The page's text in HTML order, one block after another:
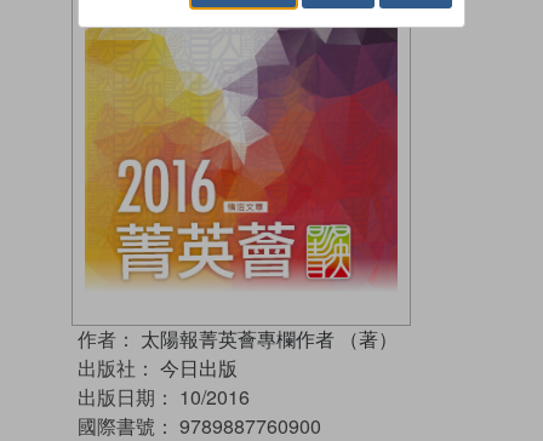
作者： 太陽報菁英薈專欄作者 （著）
出版社： 今日出版
出版日期： 10/2016
國際書號： 9789887760900